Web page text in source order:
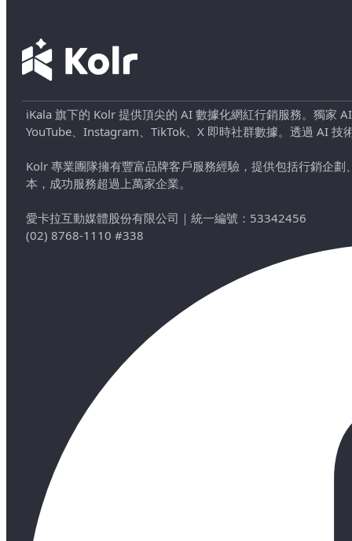
iKala 旗下的 Kolr 提供頂尖的 AI 數據化網紅行銷服務。獨家
YouTube、Instagram、TikTok、X 即時社群數據。透過 AI
Kolr 專業團隊擁有豐富品牌客戶服務經驗，提供包括行銷企
本，成功服務超過上萬家企業。
愛卡拉互動媒體股份有限公司 ｜ 統一編號：53342456
(02) 8768-1110 #338